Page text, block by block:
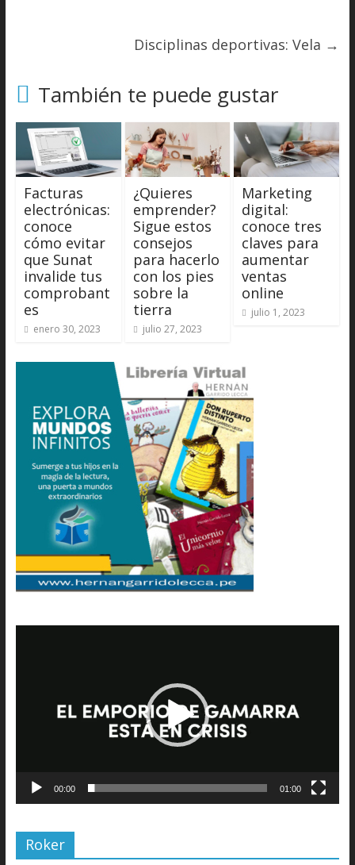
Disciplinas deportivas: Vela →
También te puede gustar
Facturas
electrónicas:
conoce
cómo evitar
que Sunat
invalide tus
comprobant
es
enero 30, 2023
¿Quieres
emprender?
Sigue estos
consejos
para hacerlo
con los pies
sobre la
tierra
julio 27, 2023
Marketing
digital:
conoce tres
claves para
aumentar
ventas
online
julio 1, 2023
00:00 01:00
Roker